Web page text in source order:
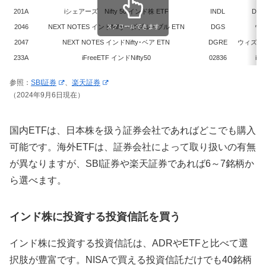
201A iシェアーズ Nifty 50 インド株 ETF INDL
2046 NEXT NOTES インドNifty・ダブル・ブル ETN DGS ウ
2047 NEXT NOTES インドNifty･ベア ETN DGRE ウィズダ
233A iFreeETF インドNifty50 02836 iシ
スクロールできます
参照： SBI証券 、 楽天証券
（2024年9月6日現在）
国内ETFは、日本株を扱う証券会社であればどこでも購入
可能です。海外ETFは、証券会社によって取り扱いの有無
が異なりますが、SBI証券や楽天証券であれば6～7銘柄か
ら選べます。
インド株に投資する投資信託を買う
インド株に投資する投資信託は、ADRやETFと比べて選
択肢が豊富です。NISAで買える投資信託だけでも40銘柄